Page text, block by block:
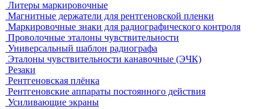
Радиационный контроль
Проявочные машины для рентгеновской пленки
Денситометры
Дозиметры
Импульсные рентгеновские аппараты
Комплексы цифровой радиографии
Кроулеры
Негатоскопы
Оцифровщики рентгеновских снимков
Плоскопанельные детекторы